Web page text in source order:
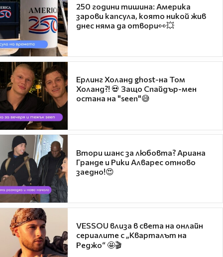
250 години тишина: Америка
зарови капсула, която никой жив
днес няма да отвори👀💥
Ерлинг Холанд ghost-на Том
Холанд?! 💀 Защо Спайдър-мен
остана на "seen"😅
Втори шанс за любовта? Ариана
Гранде и Рики Алварес отново
заедно!😍
VESSOU влиза в света на онлайн
сериалите с „Кварталът на
Реджо“ 🤩🎬